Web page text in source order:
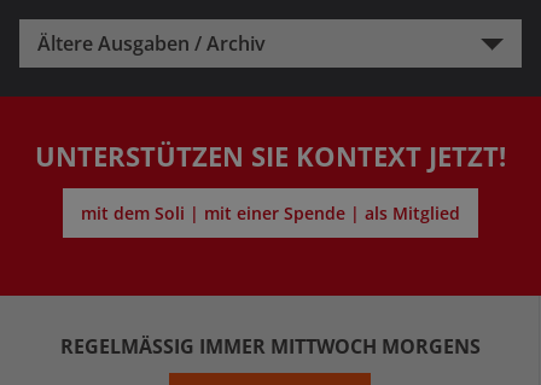
Ältere Ausgaben / Archiv
UNTERSTÜTZEN SIE KONTEXT JETZT!
mit dem Soli | mit einer Spende | als Mitglied
REGELMÄSSIG IMMER MITTWOCH MORGENS